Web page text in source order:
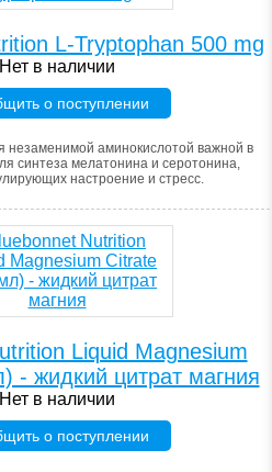
L-Tryptophan 500 mg
Нет в наличии
о поступлении
незаменимой аминокислотой важной в
синтеза мелатонина и серотонина,
настроение и стресс.
Liquid Magnesium
- жидкий цитрат магния
Нет в наличии
о поступлении